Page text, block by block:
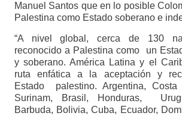
Manuel Santos que en lo posible
Palestina como Estado soberano e
“A nivel global, cerca de 130
reconocido a Palestina como un
y soberano. América Latina y el
ruta enfática a la aceptación y
Estado palestino. Argentina, Costa
Surinam, Brasil, Honduras,
Barbuda, Bolivia, Cuba, Ecuador,